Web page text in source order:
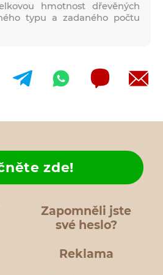
hmotnost dřevěných
typu a zadaného počtu
Zapomněli jste
své heslo?
zde!
Reklama